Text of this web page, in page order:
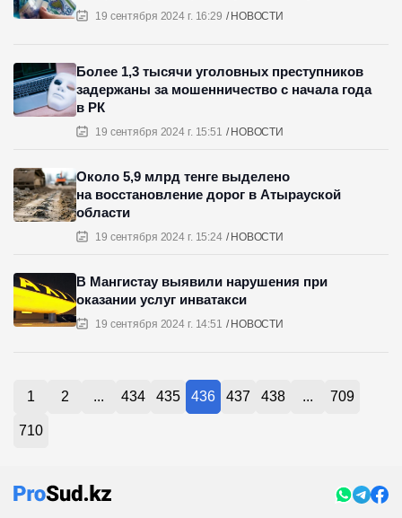
19 сентября 2024 г. 16:29 НОВОСТИ
19 сентября 2024 г. 15:51 НОВОСТИ
Более 1,3 тысячи уголовных преступников
задержаны за мошенничество с начала года
в РК
19 сентября 2024 г. 15:24 НОВОСТИ
Около 5,9 млрд тенге выделено
на восстановление дорог в Атырауской
области
19 сентября 2024 г. 14:51 НОВОСТИ
В Мангистау выявили нарушения при
оказании услуг инватакси
1 2 ... 434 435 436 437 438 ... 709
710